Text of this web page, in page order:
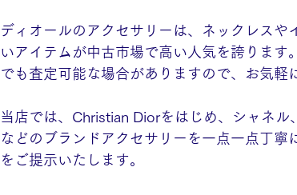
ディオールのアクセサリーは、ネックレス
いアイテムが中古市場で高い人気を誇りま
でも査定可能な場合がありますので、お気軽
当店では、Christian Diorをはじめ、シャネ
などのブランドアクセサリーを一点一点丁
をご提示いたします。